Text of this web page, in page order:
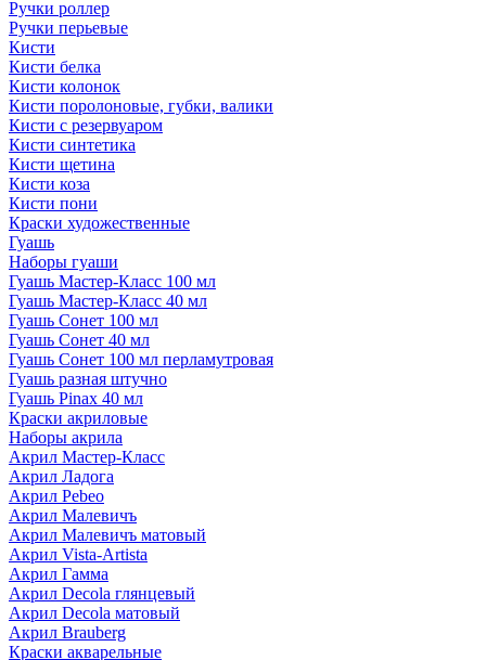
Ручки роллер
Ручки перьевые
Кисти
Кисти белка
Кисти колонок
Кисти поролоновые, губки, валики
Кисти с резервуаром
Кисти синтетика
Кисти щетина
Кисти коза
Кисти пони
Краски художественные
Гуашь
Наборы гуаши
Гуашь Мастер-Класс 100 мл
Гуашь Мастер-Класс 40 мл
Гуашь Сонет 100 мл
Гуашь Сонет 40 мл
Гуашь Сонет 100 мл перламутровая
Гуашь разная штучно
Гуашь Pinax 40 мл
Краски акриловые
Наборы акрила
Акрил Мастер-Класс
Акрил Ладога
Акрил Pebeo
Акрил Малевичъ
Акрил Малевичъ матовый
Акрил Vista-Artista
Акрил Гамма
Акрил Decola глянцевый
Акрил Decola матовый
Акрил Brauberg
Краски акварельные